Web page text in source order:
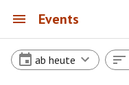
Events
ab heute